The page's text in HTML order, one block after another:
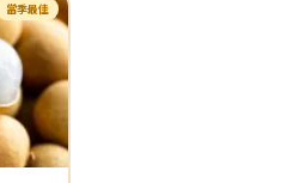
當季最佳